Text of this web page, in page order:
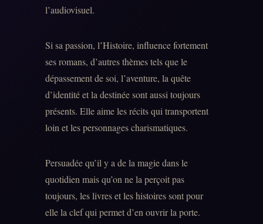
l’audiovisuel.
Si sa passion, l’Histoire, influence fortement
ses romans, d’autres thèmes tels que le
dépassement de soi, l’aventure, la quête
d’identité et la destinée sont aussi toujours
présents. Elle aime les récits qui transportent
loin et les personnages charismatiques.
Persuadée qu’il y a de la magie dans le
quotidien mais qu’on ne la perçoit pas
toujours, les livres et les histoires sont pour
elle la clef qui permet d’en ouvrir la porte.